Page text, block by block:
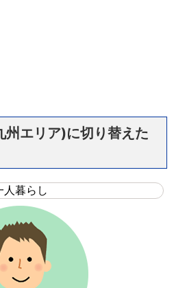
州エリア)に切り替えた
人暮らし